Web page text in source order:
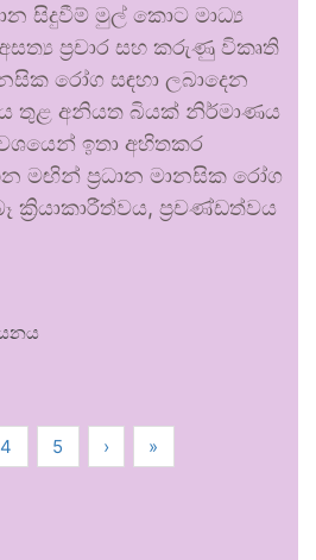
සිදුවීම් මුල් කොට මාධ්‍ය
ප්‍රචාර සහ කරුණු විකෘති
රෝග සඳහා ලබාදෙන
තුළ අනියත බියක් නිර්මාණය
ඉතා අහිතකර
මඟින් ප්‍රධාන මානසික රෝග
ක්‍රියාකාරීත්වය, ප්‍රචණ්ඩත්වය
4 5 › »